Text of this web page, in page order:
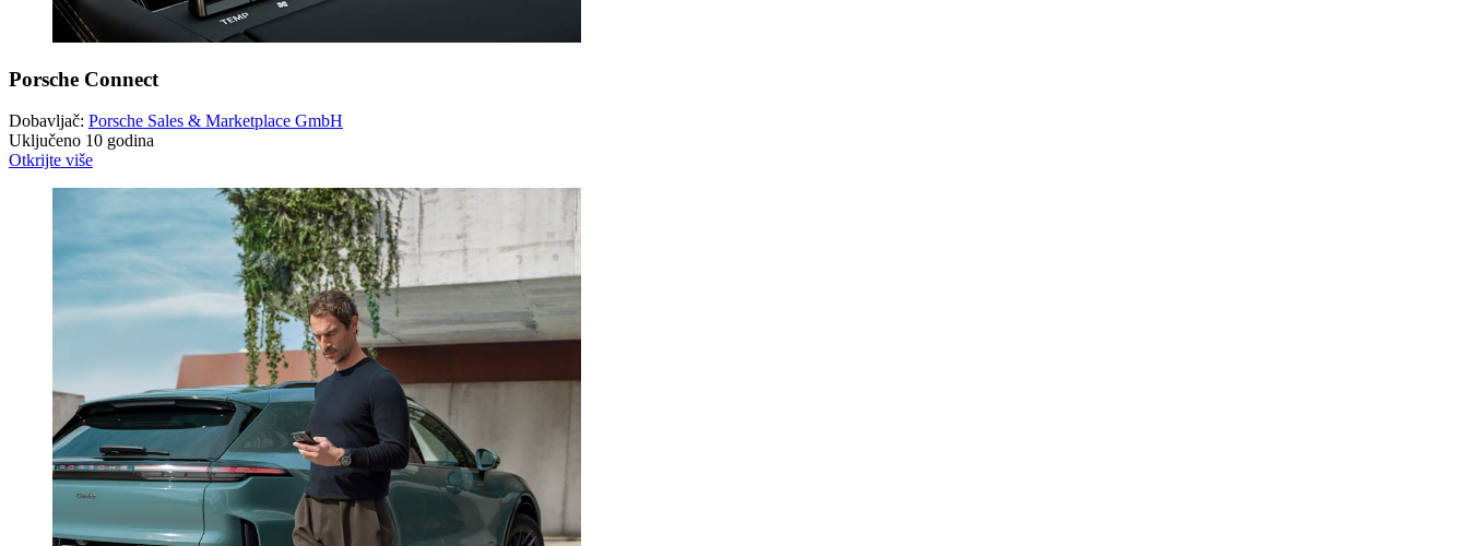
Porsche Connect
Dobavljač: Porsche Sales & Marketplace GmbH
Uključeno 10 godina
Otkrijte više